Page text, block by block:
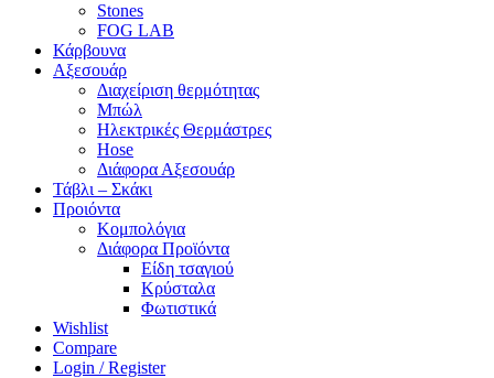
Stones
FOG LAB
Κάρβουνα
Αξεσουάρ
Διαχείριση θερμότητας
Μπώλ
Ηλεκτρικές Θερμάστρες
Hose
Διάφορα Αξεσουάρ
Τάβλι – Σκάκι
Προιόντα
Κομπολόγια
Διάφορα Προϊόντα
Είδη τσαγιού
Κρύσταλα
Φωτιστικά
Wishlist
Compare
Login / Register